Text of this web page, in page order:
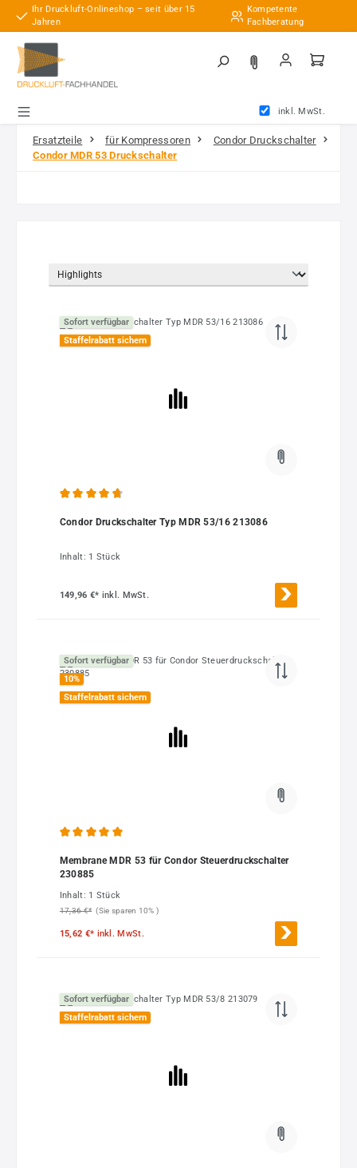
Zum Hauptinhalt springen
Ihr Druckluft-Onlineshop – seit über 15
Jahren
Kompetente
Fachberatung
inkl. MwSt.
Ersatzteile für Kompressoren
Condor Druckschalter
Condor MDR 53 Druckschalter
Sofort verfügbar
Staffelrabatt sichern
Condor Druckschalter Typ MDR 53/16 213086
Inhalt: 1 Stück
149,96 €* inkl. MwSt.
Sofort verfügbar
10%
Staffelrabatt sichern
Membrane MDR 53 für Condor Steuerdruckschalter
230885
Inhalt: 1 Stück
17,36 €* (Sie sparen 10% )
15,62 €* inkl. MwSt.
Sofort verfügbar
Staffelrabatt sichern